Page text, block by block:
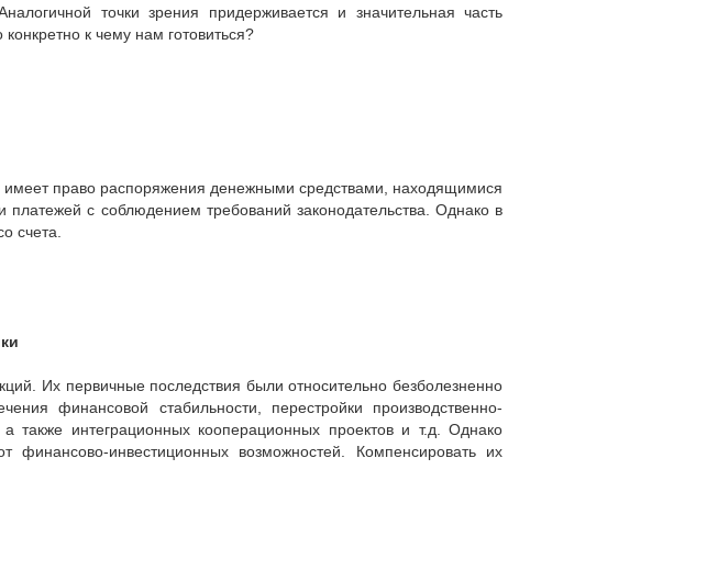
точки зрения придерживается и значительная часть
к чему нам готовиться?
имеет право распоряжения денежными средствами, находящимися
с соблюдением требований законодательства. Однако в
счета.
Их первичные последствия были относительно безболезненно
финансовой стабильности, перестройки производственно-
также интеграционных кооперационных проектов и т.д. Однако
финансово-инвестиционных возможностей. Компенсировать их